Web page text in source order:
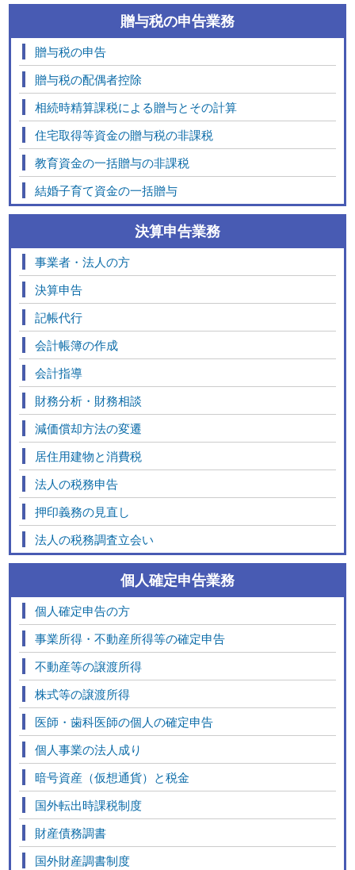
贈与税の申告業務
贈与税の申告
贈与税の配偶者控除
相続時精算課税による贈与とその計算
住宅取得等資金の贈与税の非課税
教育資金の一括贈与の非課税
結婚子育て資金の一括贈与
決算申告業務
事業者・法人の方
決算申告
記帳代行
会計帳簿の作成
会計指導
財務分析・財務相談
減価償却方法の変遷
居住用建物と消費税
法人の税務申告
押印義務の見直し
法人の税務調査立会い
個人確定申告業務
個人確定申告の方
事業所得・不動産所得等の確定申告
不動産等の譲渡所得
株式等の譲渡所得
医師・歯科医師の個人の確定申告
個人事業の法人成り
暗号資産（仮想通貨）と税金
国外転出時課税制度
財産債務調書
国外財産調書制度